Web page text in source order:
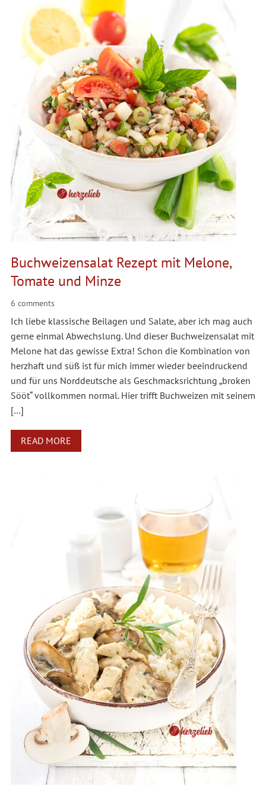
Buchweizensalat Rezept mit Melone,
Tomate und Minze
6 comments
Ich liebe klassische Beilagen und Salate, aber ich mag auch
gerne einmal Abwechslung. Und dieser Buchweizensalat mit
Melone hat das gewisse Extra! Schon die Kombination von
herzhaft und süß ist für mich immer wieder beeindruckend
und für uns Norddeutsche als Geschmacksrichtung „broken
Sööt“ vollkommen normal. Hier trifft Buchweizen mit seinem
[…]
READ MORE